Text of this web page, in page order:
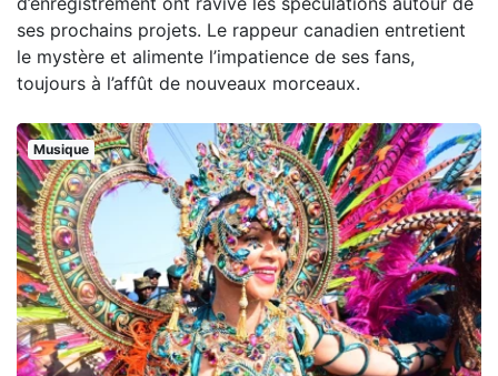
ses prochains projets. Le rappeur canadien entretient
le mystère et alimente l’impatience de ses fans,
toujours à l’affût de nouveaux morceaux.
Musique